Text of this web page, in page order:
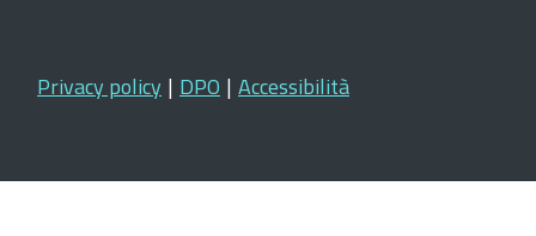
Privacy policy | DPO | Accessibilità